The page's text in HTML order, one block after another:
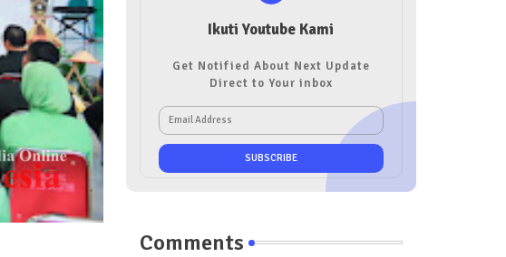
Ikuti Youtube Kami
Get Notified About Next Update
Direct to Your inbox
Comments